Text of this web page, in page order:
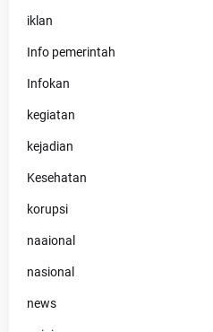
iklan
Info pemerintah
Infokan
kegiatan
kejadian
Kesehatan
korupsi
naaional
nasional
news